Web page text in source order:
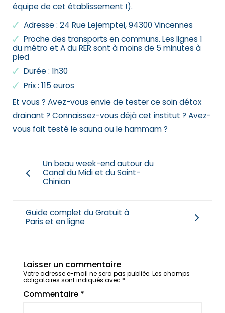
équipe de cet établissement !).
Adresse : 24 Rue Lejemptel, 94300 Vincennes
Proche des transports en communs. Les lignes 1
du métro et A du RER sont à moins de 5 minutes à
pied
Durée : 1h30
Prix : 115 euros
Et vous ? Avez-vous envie de tester ce soin détox
drainant ? Connaissez-vous déjà cet institut ? Avez-
vous fait testé le sauna ou le hammam ?
Un beau week-end autour du
Canal du Midi et du Saint-
Chinian
Guide complet du Gratuit à
Paris et en ligne
Laisser un commentaire
Votre adresse e-mail ne sera pas publiée. Les champs
obligatoires sont indiqués avec *
Commentaire *